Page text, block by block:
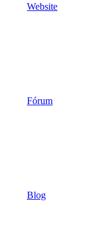
Website
Fórum
Blog